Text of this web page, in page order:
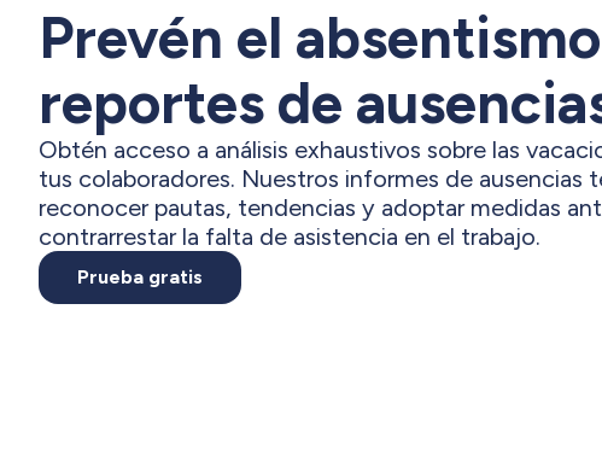
Prevén el
reportes de
Obtén acceso a análisis exhaustivos sobre las
tus colaboradores. Nuestros informes de ausencias
reconocer pautas, tendencias y adoptar medidas
contrarrestar la falta de asistencia en el trabajo.
Prueba gratis